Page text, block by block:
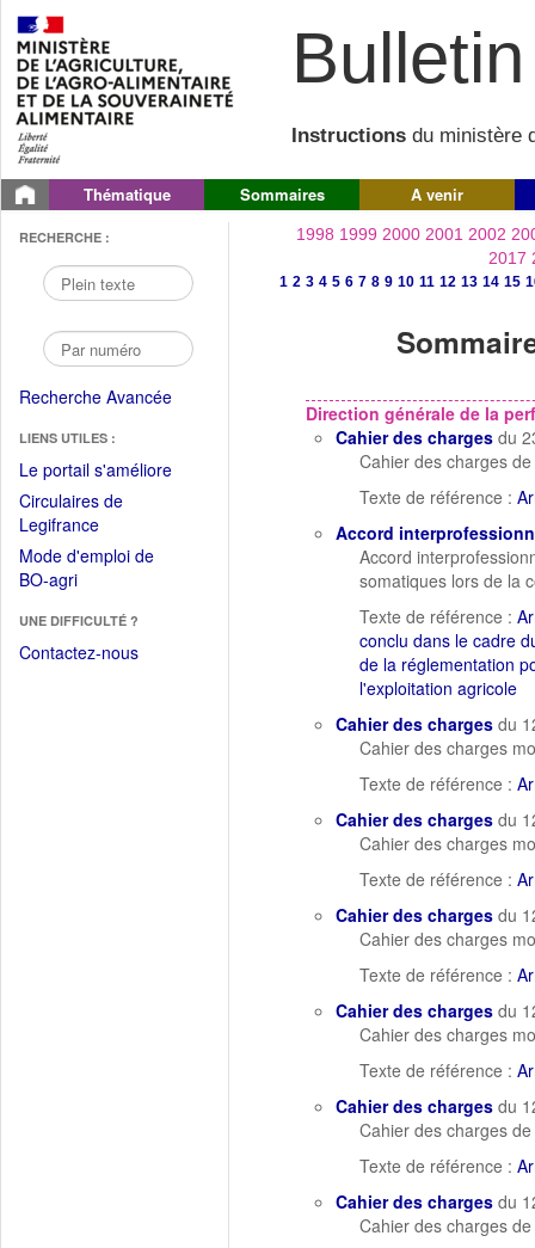
Instructions du ministère
Thématique Sommaires A venir
RECHERCHE :
Recherche Avancée
LIENS UTILES :
Le portail s'améliore(Fichier
Circulaires de
Legifrance(Ouvrir
dans
une
fenêtre)
Mode d'emploi de
BO-agri(Ouvrir
une
nouvelle
UNE DIFFICULTÉ ?
Contactez-nous
1998 1999 2000 2001 2002
2017
1 2 3 4 5 6 7 8 9 10 11 12 13 14 15
Direction générale de la
Cahier des charges du
Cahier des charges
Texte de référence :
Accord
Accord
somatiques lors de la
Texte de référence :
conclu dans le cadre
de la réglementation
l'exploitation agricole
Cahier des charges du
Cahier des charges
Texte de référence :
Cahier des charges du
Cahier des charges
Texte de référence :
Cahier des charges du
Cahier des charges
Texte de référence :
Cahier des charges du
Cahier des charges
Texte de référence :
Cahier des charges du
Cahier des charges
Texte de référence :
Cahier des charges du
Cahier des charges